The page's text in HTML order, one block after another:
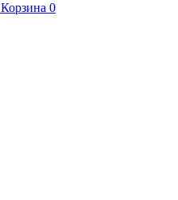
Корзина 0